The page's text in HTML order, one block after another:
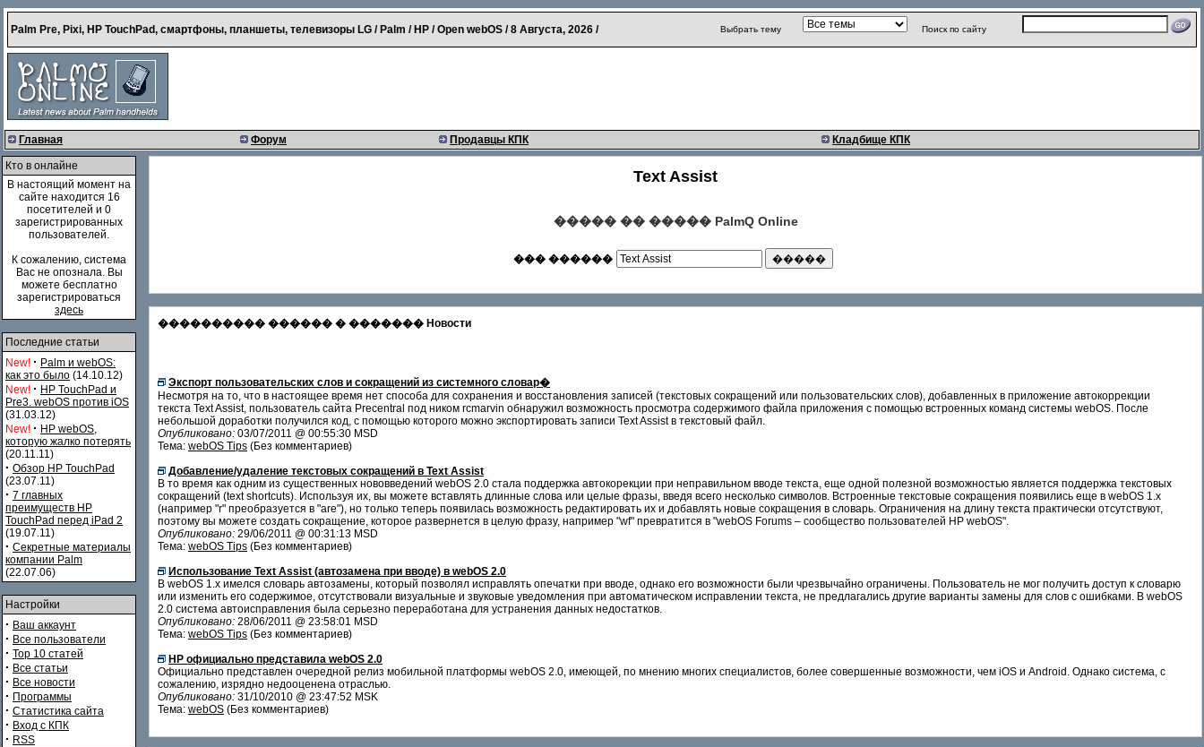
Palm Pre, Pixi, HP TouchPad, смартфоны, планшеты, телевизоры LG / Palm / HP / Open webOS /8 Августа, 2026 / Выбрать тему Поиск по сайту
Главная Форум Продавцы КПК Кладбище КПК
Кто в онлайне
В настоящий момент на
сайте находится 16
посетителей и 0
зарегистрированных
пользователей.
К сожалению, система
Вас не опознала. Вы
можете бесплатно
зарегистрироваться
здесь
Последние статьи
New! · Palm и webOS:
как это было (14.10.12)
New! · HP TouchPad и
Pre3. webOS против iOS
(31.03.12)
New! · HP webOS,
которую жалко потерять
(20.11.11)
· Обзор HP TouchPad
(23.07.11)
· 7 главных
преимуществ HP
TouchPad перед iPad 2
(19.07.11)
· Секретные материалы
компании Palm
(22.07.06)
Настройки
· Ваш аккаунт
· Все пользователи
· Top 10 статей
· Все статьи
· Все новости
· Программы
· Статистика сайта
· Вход с КПК
· RSS
Text Assist
����� �� ����� PalmQ Online
��� ������
���������� ������ � ������� Новости
Экспорт пользовательских слов и сокращений из системного словар�
Несмотря на то, что в настоящее время нет способа для сохранения и восстановления записей (текстовых сокращений или пользовательских слов), добавленных в приложение автокоррекции
текста Text Assist, пользователь сайта Precentral под ником rcmarvin обнаружил возможность просмотра содержимого файла приложения с помощью встроенных команд системы webOS. После
небольшой доработки получился код, с помощью которого можно экспортировать записи Text Assist в текстовый файл.
Опубликовано: 03/07/2011 @ 00:55:30 MSD
Тема: webOS Tips (Без комментариев)
Добавление/удаление текстовых сокращений в Text Assist
В то время как одним из существенных нововведений webOS 2.0 стала поддержка автокорекции при неправильном вводе текста, еще одной полезной возможностью является поддержка текстовых
сокращений (text shortcuts). Используя их, вы можете вставлять длинные слова или целые фразы, введя всего несколько символов. Встроенные текстовые сокращения появились еще в webOS 1.x
(например "r" преобразуется в "are"), но только теперь появилась возможность редактировать их и добавлять новые сокращения в словарь. Ограничения на длину текста практически отсутствуют,
поэтому вы можете создать сокращение, которое развернется в целую фразу, например "wf" превратится в "webOS Forums – сообщество пользователей HP webOS".
Опубликовано: 29/06/2011 @ 00:31:13 MSD
Тема: webOS Tips (Без комментариев)
Использование Text Assist (автозамена при вводе) в webOS 2.0
В webOS 1.x имелся словарь автозамены, который позволял исправлять опечатки при вводе, однако его возможности были чрезвычайно ограничены. Пользователь не мог получить доступ к словарю
или изменить его содержимое, отсутствовали визуальные и звуковые уведомления при автоматическом исправлении текста, не предлагались другие варианты замены для слов с ошибками. В webOS
2.0 система автоисправления была серьезно переработана для устранения данных недостатков.
Опубликовано: 28/06/2011 @ 23:58:01 MSD
Тема: webOS Tips (Без комментариев)
HP официально представила webOS 2.0
Официально представлен очередной релиз мобильной платформы webOS 2.0, имеющей, по мнению многих специалистов, более совершенные возможности, чем iOS и Android. Однако система, с
сожалению, изрядно недооценена отраслью.
Опубликовано: 31/10/2010 @ 23:47:52 MSK
Тема: webOS (Без комментариев)